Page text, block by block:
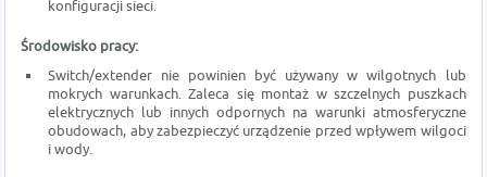
konfiguracji sieci.
Środowisko pracy:
Switch/extender nie powinien być używany w wilgotnych lub
mokrych warunkach. Zaleca się montaż w szczelnych puszkach
elektrycznych lub innych odpornych na warunki atmosferyczne
obudowach, aby zabezpieczyć urządzenie przed wpływem wilgoci
i wody.